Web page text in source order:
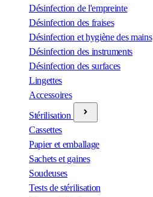
Désinfection de l'empreinte
Désinfection des fraises
Désinfection et hygiène des mains
Désinfection des instruments
Désinfection des surfaces
Lingettes
Accessoires
Stérilisation
Cassettes
Papier et emballage
Sachets et gaines
Soudeuses
Tests de stérilisation